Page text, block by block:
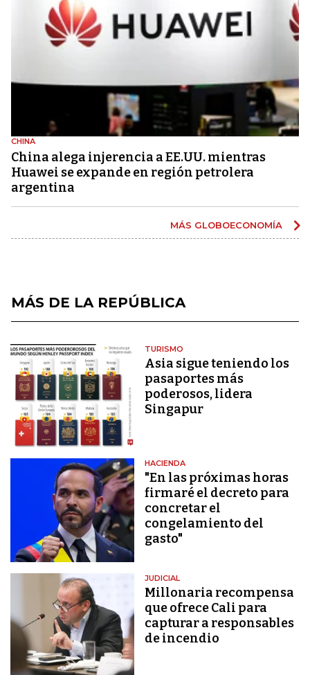
CHINA
China alega injerencia a EE.UU. mientras
Huawei se expande en región petrolera
argentina
MÁS GLOBOECONOMÍA
MÁS DE LA REPÚBLICA
TURISMO
Asia sigue teniendo los
pasaportes más
poderosos, lidera
Singapur
HACIENDA
"En las próximas horas
firmaré el decreto para
concretar el
congelamiento del
gasto"
JUDICIAL
Millonaria recompensa
que ofrece Cali para
capturar a responsables
de incendio